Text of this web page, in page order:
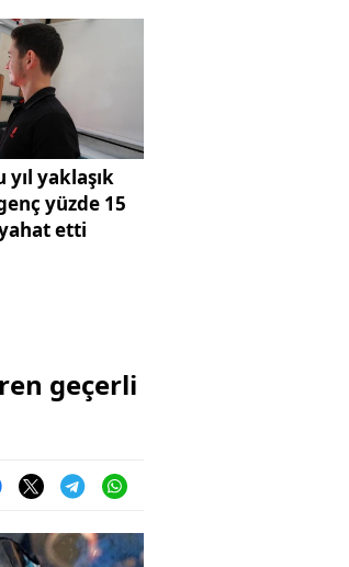
yaklaşık
yüzde 15
etti
geçerli